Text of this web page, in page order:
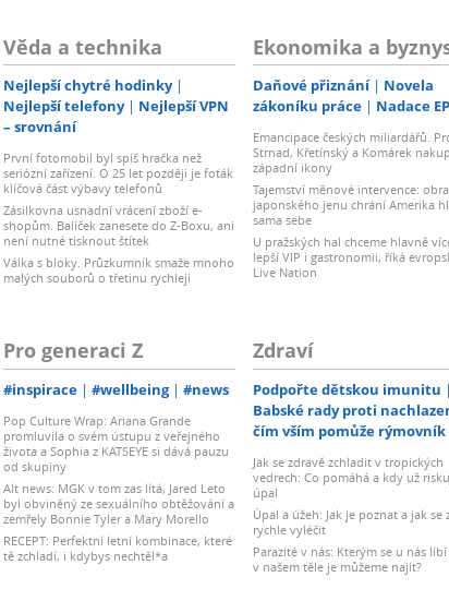
Věda a technika
Nejlepší chytré hodinky
Nejlepší telefony
Nejlepší VPN
– srovnání
První fotomobil byl spíš hračka než
seriózní zařízení. O 25 let později je foťák
klíčová část výbavy telefonů
Zásilkovna usnadní vrácení zboží e-
shopům. Balíček zanesete do Z-Boxu, ani
není nutné tisknout štítek
Válka s bloky. Průzkumník smaže mnoho
malých souborů o třetinu rychleji
Ekonomika a
Daňové přiznání
Novela
zákoníku práce
Nadace
Emancipace českých miliardářů.
Strnad, Křetínský a Komárek
západní ikony
Tajemství měnové intervence:
japonského jenu chrání Amerika
sama sebe
U pražských hal chceme hlavně
lepší VIP i gastronomii, říká
Live Nation
Pro generaci Z
#inspirace #wellbeing #news
Pop Culture Wrap: Ariana Grande
promluvila o svém ústupu z veřejného
života a Sophia z KATSEYE si dává pauzu
od skupiny
Alt news: MGK v tom zas lítá, Jared Leto
byl obviněný ze sexuálního obtěžování a
zemřely Bonnie Tyler a Mary Morello
RECEPT: Perfektní letní kombinace, které
tě zchladí, i kdybys nechtěl*a
Zdraví
Podpořte dětskou imunitu
Babské rady proti
čím vším pomůže rýmovník
Jak se zdravě zchladit v tropických
vedrech: Co pomáhá a kdy už
úpal
Úpal a úžeh: Jak je poznat a jak se
rychle vyléčit
Parazité v nás: Kterým se u nás
v našem těle je můžeme najít?